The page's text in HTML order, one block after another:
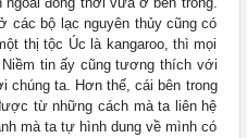
các bộ lạc nguyên thủy cũng có
thị tộc Úc là kangaroo, thì mọi
Niềm tin ấy cũng tương thích với
chúng ta. Hơn thế, cái bên trong
từ những cách mà ta liên hệ
mà ta tự hình dung về mình có